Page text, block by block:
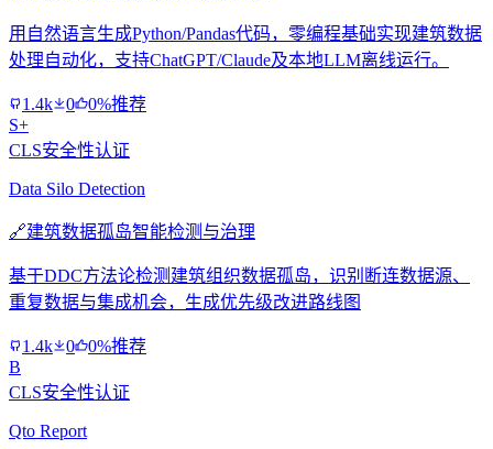
用自然语言生成Python/Pandas代码，零编程基础实现建筑数据
处理自动化，支持ChatGPT/Claude及本地LLM离线运行。
1.4k 0
0%推荐
S+
CLS安全性认证
Data Silo Detection
🔗建筑数据孤岛智能检测与治理
基于DDC方法论检测建筑组织数据孤岛，识别断连数据源、
重复数据与集成机会，生成优先级改进路线图
1.4k 0
0%推荐
B
CLS安全性认证
Qto Report